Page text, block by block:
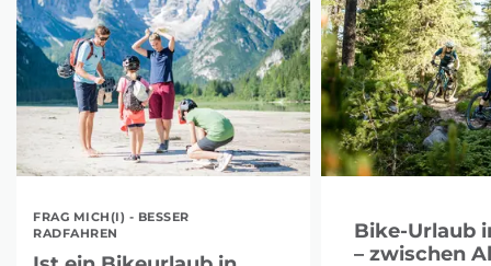
FRAG MICH(I) - BESSER
RADFAHREN
Bike-Urlaub
– zwischen